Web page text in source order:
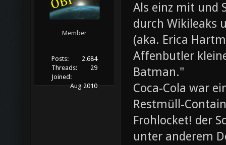
Member
Posts:
2.684
Threads:
29
Joined:
Aug 2010
Als einz mit und
durch Wikileaks
(aka. Erica
Affenbutler
Batman."
Coca-Cola war
Restmüll-
Frohlocket! der
unter anderem